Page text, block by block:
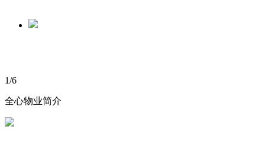
1/6
全心物业简介